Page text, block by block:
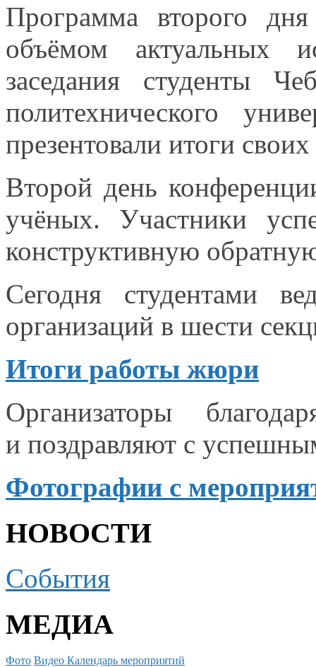
Программа второго дня
объёмом актуальных
заседания студенты
политехнического
презентовали итоги своих
Второй день
учёных. Участники
конструктивную
Сегодня студентами
организаций в шести
Итоги работы жюри
Организаторы
и поздравляют с
Фотографии с
НОВОСТИ
События
МЕДИА
Фото Видео Календарь мероприятий